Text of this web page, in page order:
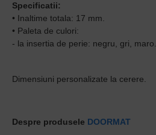
Specificatii:
• Inaltime totala: 17 mm.
• Paleta de culori:
- la insertia de perie: negru, gri, maro.
Dimensiuni personalizate la cerere.
Despre produsele DOORMAT